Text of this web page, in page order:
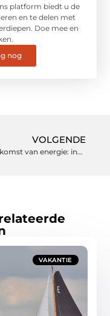
platform biedt u de
en te delen met
Doe mee en
nog
VOLGENDE
De toekomst van energie: innovatie en duurzaamheid
VAKANTIE